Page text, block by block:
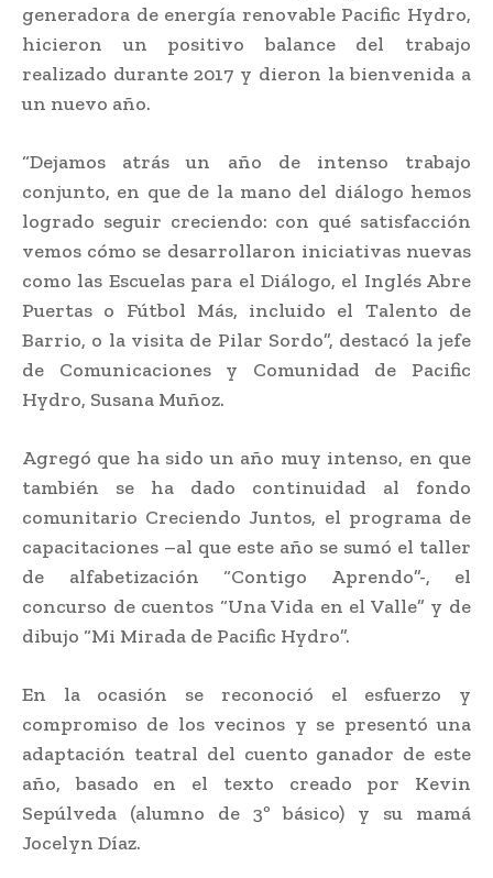
generadora de energía renovable Pacific Hydro,
hicieron un positivo balance del trabajo
realizado durante 2017 y dieron la bienvenida a
un nuevo año.
“Dejamos atrás un año de intenso trabajo
conjunto, en que de la mano del diálogo hemos
logrado seguir creciendo: con qué satisfacción
vemos cómo se desarrollaron iniciativas nuevas
como las Escuelas para el Diálogo, el Inglés Abre
Puertas o Fútbol Más, incluido el Talento de
Barrio, o la visita de Pilar Sordo”, destacó la jefe
de Comunicaciones y Comunidad de Pacific
Hydro, Susana Muñoz.
Agregó que ha sido un año muy intenso, en que
también se ha dado continuidad al fondo
comunitario Creciendo Juntos, el programa de
capacitaciones –al que este año se sumó el taller
de alfabetización “Contigo Aprendo”-, el
concurso de cuentos “Una Vida en el Valle” y de
dibujo “Mi Mirada de Pacific Hydro”.
En la ocasión se reconoció el esfuerzo y
compromiso de los vecinos y se presentó una
adaptación teatral del cuento ganador de este
año, basado en el texto creado por Kevin
Sepúlveda (alumno de 3º básico) y su mamá
Jocelyn Díaz.